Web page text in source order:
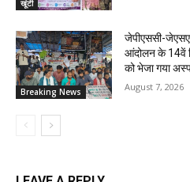
खूंटी
Breaking News
जेपीएससी-
आंदोलन के 14वें
को भेजा गया
August 7, 2026